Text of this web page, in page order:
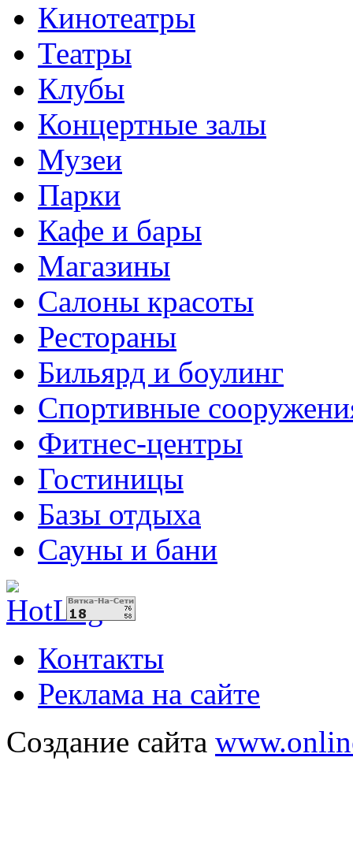
Кинотеатры
Театры
Клубы
Концертные залы
Музеи
Парки
Кафе и бары
Магазины
Салоны красоты
Рестораны
Бильярд и боулинг
Спортивные
Фитнес-центры
Гостиницы
Базы отдыха
Сауны и бани
Контакты
Реклама на сайте
Создание сайта